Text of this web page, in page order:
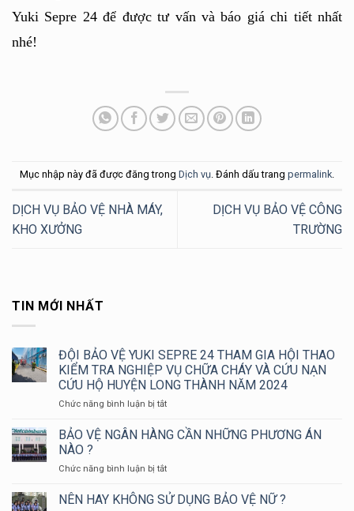
TIN MỚI NHẤT
ĐỘI BẢO VỆ YUKI SEPRE 24 THAM GIA HỘI THAO
KIỂM TRA NGHIỆP VỤ CHỮA CHÁY VÀ CỨU NẠN
CỨU HỘ HUYỆN LONG THÀNH NĂM 2024
Chức năng bình luận bị tắtở
BẢO
SEPRE
THAM
BẢO VỆ NGÂN HÀNG CẦN NHỮNG PHƯƠNG ÁN
NÀO ?
Chức năng bình luận bị tắtở
VỆ
NGÂN
NÊN HAY KHÔNG SỬ DỤNG BẢO VỆ NỮ ?
Yuki Sepre 24 để được tư vấn và báo giá chi tiết nhất
nhé!
Mục nhập này đã được đăng trong Dịch vụ. Đánh dấu trang permalink.
DỊCH VỤ BẢO VỆ NHÀ MÁY,
KHO XƯỞNG
DỊCH VỤ BẢO VỆ CÔNG
TRƯỜNG